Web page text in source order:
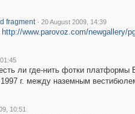
fragment · 20 August 2009, 14:39
http://www.parovoz.com/newgallery/
ли где-нить фотки платформы
1997 г. между наземным
10:51